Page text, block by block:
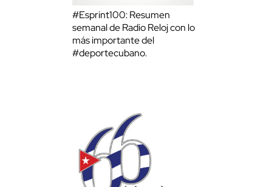
#Esprint100: Resumen
semanal de Radio Reloj con lo
más importante del
#deportecubano.